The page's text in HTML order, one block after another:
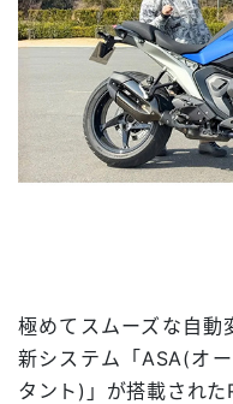
極めてスムーズな自動
新システム「ASA(オ
タント)」が搭載され